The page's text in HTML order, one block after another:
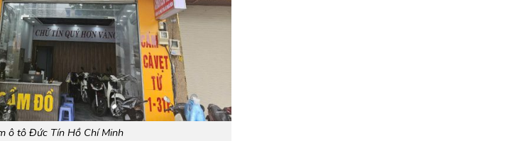
ô tô Đức Tín Hồ Chí Minh